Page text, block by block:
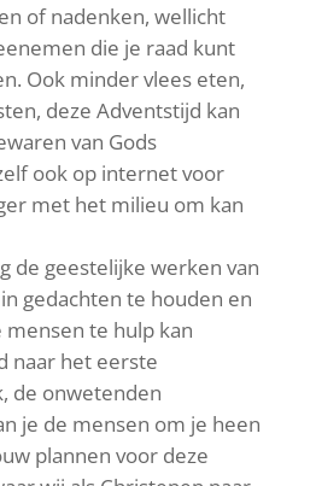
of nadenken, wellicht
die je raad kunt
Ook minder vlees eten,
deze Adventstijd kan
van Gods
ook op internet voor
met het milieu om kan
de geestelijke werken van
gedachten te houden en
te hulp kan
naar het eerste
de onwetenden
je de mensen om je heen
plannen voor deze